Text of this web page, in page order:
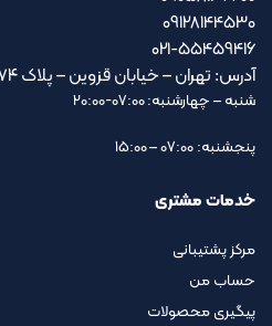
09128144530
021-55459416
آدرس: تهران – خیابان قزوین – پلاک ۷۷۴
شنبه – چهارشنبه: 07:00-20:00
پنجشنبه: 07:00 – 15:00
خدمات مشتری
مرکز پشتیبانی
حساب من
پیگیری محصولات